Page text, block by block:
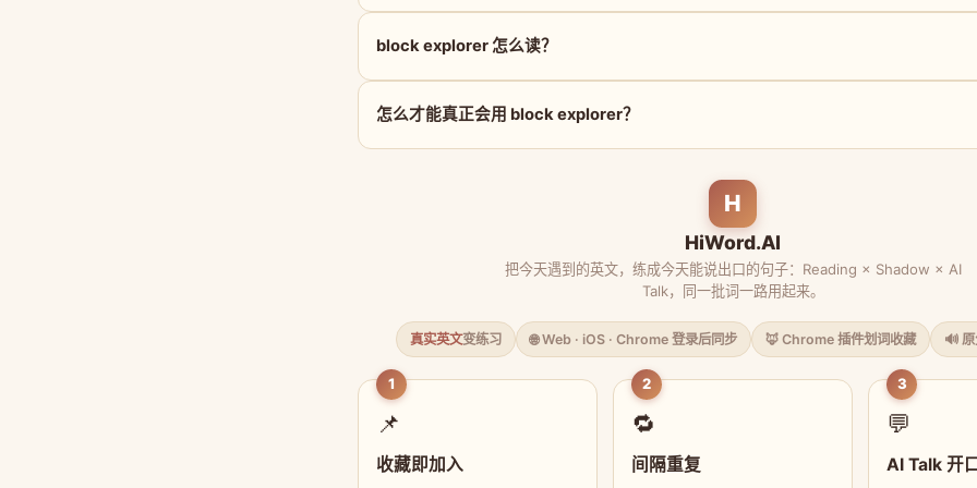
block explorer 怎么读？
怎么才能真正会用 block explorer？
H
HiWord.AI
把今天遇到的英文，练成今天能说出口的句子：Reading × Shadow × AI
Talk，同一批词一路用起来。
真实英文变练习 🌐 Web · iOS · Chrome 登录后同步 🦊 Chrome 插件划词收藏 🔊
1
📌
收藏即加入
2
🔁
间隔重复
3
💬
AI Talk 开